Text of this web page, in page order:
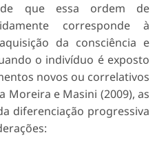
que essa ordem de
corresponde à
da consciência e
o indivíduo é exposto
novos ou correlativos
Moreira e Masini (2009), as
diferenciação progressiva